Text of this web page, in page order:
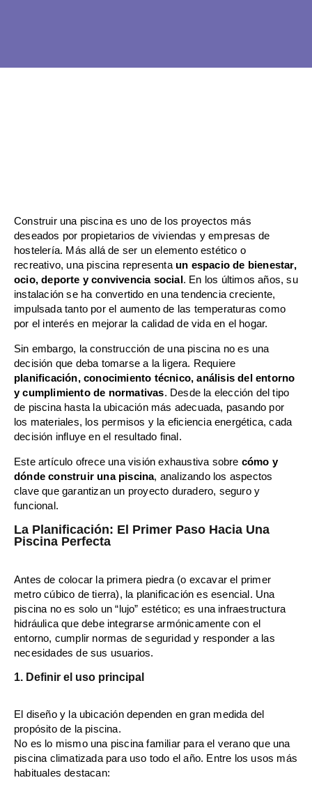
Construir una piscina es uno de los proyectos más
deseados por propietarios de viviendas y empresas de
hostelería. Más allá de ser un elemento estético o
recreativo, una piscina representa un espacio de bienestar,
ocio, deporte y convivencia social . En los últimos años, su
instalación se ha convertido en una tendencia creciente,
impulsada tanto por el aumento de las temperaturas como
por el interés en mejorar la calidad de vida en el hogar.
Sin embargo, la construcción de una piscina no es una
decisión que deba tomarse a la ligera. Requiere
planificación, conocimiento técnico, análisis del entorno
y cumplimiento de normativas. Desde la elección del tipo
de piscina hasta la ubicación más adecuada, pasando por
los materiales, los permisos y la eficiencia energética, cada
decisión influye en el resultado final.
Este artículo ofrece una visión exhaustiva sobre cómo y
dónde construir una piscina, analizando los aspectos
clave que garantizan un proyecto duradero, seguro y
funcional.
La Planificación: El Primer Paso Hacia Una
Piscina Perfecta
Antes de colocar la primera piedra (o excavar el primer
metro cúbico de tierra), la planificación es esencial. Una
piscina no es solo un “lujo” estético; es una infraestructura
hidráulica que debe integrarse armónicamente con el
entorno, cumplir normas de seguridad y responder a las
necesidades de sus usuarios.
1. Definir el uso principal
El diseño y la ubicación dependen en gran medida del
propósito de la piscina.
No es lo mismo una piscina familiar para el verano que una
piscina climatizada para uso todo el año. Entre los usos más
habituales destacan: